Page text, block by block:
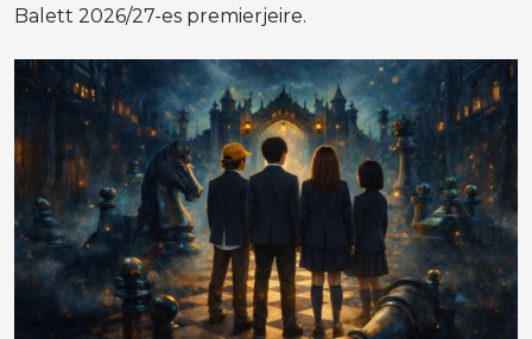
Balett 2026/27-es premierjeire.